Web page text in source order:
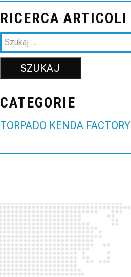
RICERCA ARTICOLI
CATEGORIE
TORPADO KENDA FACTORY